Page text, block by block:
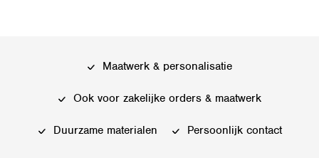
Maatwerk & personalisatie
Ook voor zakelijke orders & maatwerk
Duurzame materialen Persoonlijk contact